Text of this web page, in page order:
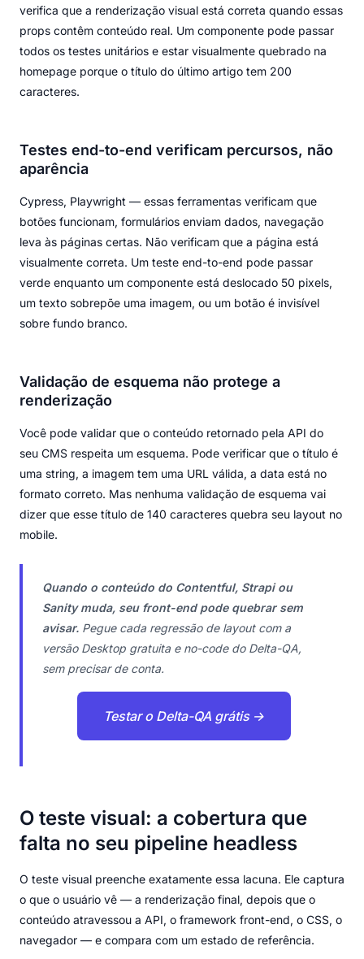
verifica que a renderização visual está correta quando essas
props contêm conteúdo real. Um componente pode passar
todos os testes unitários e estar visualmente quebrado na
homepage porque o título do último artigo tem 200
caracteres.
Testes end-to-end verificam percursos, não
aparência
Cypress, Playwright — essas ferramentas verificam que
botões funcionam, formulários enviam dados, navegação
leva às páginas certas. Não verificam que a página está
visualmente correta. Um teste end-to-end pode passar
verde enquanto um componente está deslocado 50 pixels,
um texto sobrepõe uma imagem, ou um botão é invisível
sobre fundo branco.
Validação de esquema não protege a
renderização
Você pode validar que o conteúdo retornado pela API do
seu CMS respeita um esquema. Pode verificar que o título é
uma string, a imagem tem uma URL válida, a data está no
formato correto. Mas nenhuma validação de esquema vai
dizer que esse título de 140 caracteres quebra seu layout no
mobile.
Quando o conteúdo do Contentful, Strapi ou
Sanity muda, seu front-end pode quebrar sem
avisar. Pegue cada regressão de layout com a
versão Desktop gratuita e no-code do Delta-QA,
sem precisar de conta.
Testar o Delta-QA grátis →
O teste visual: a cobertura que
falta no seu pipeline headless
O teste visual preenche exatamente essa lacuna. Ele captura
o que o usuário vê — a renderização final, depois que o
conteúdo atravessou a API, o framework front-end, o CSS, o
navegador — e compara com um estado de referência.